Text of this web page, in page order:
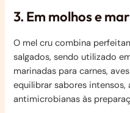
3. Em molhos e
O mel cru combina
salgados, sendo utilizado
marinadas para carnes,
equilibrar sabores
antimicrobianas às